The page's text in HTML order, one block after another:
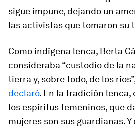
sigue impune, dejando un
las activistas que tomaron su
Como indígena lenca, Berta
consideraba “custodio de la
tierra y, sobre todo, de los
declaró. En la tradición lenca,
los espíritus femeninos, que
mujeres son sus guardianas. Y